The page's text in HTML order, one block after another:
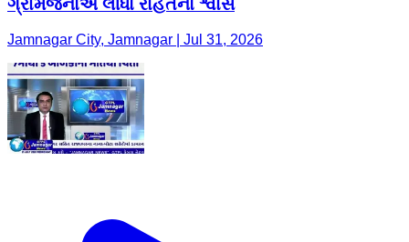
ગ્રામજનોએ લીધો રાહતનો શ્વાસ
Jamnagar City, Jamnagar | Jul 31, 2026